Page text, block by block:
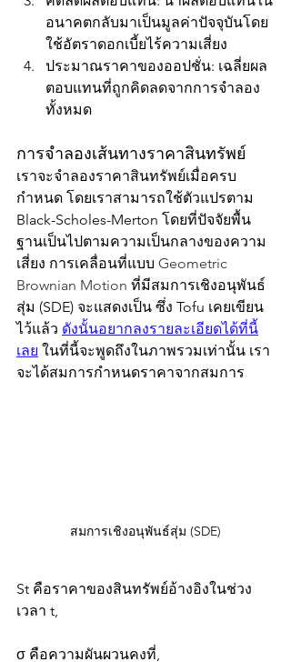
อนาคตกลับมาเป็นมูลค่าปัจจุบันโดย
ใช้อัตราดอกเบี้ยไร้ความเสี่ยง
ประมาณราคาของออปชั่น: เฉลี่ยผล
ตอบแทนที่ถูกคิดลดจากการจำลอง
ทั้งหมด
การจำลองเส้นทางราคาสินทรัพย์
เราจะจำลองราคาสินทรัพย์เมื่อครบ
กำหนด โดยเราสามารถใช้ตัวแปรตาม
Black-Scholes-Merton โดยที่ปัจจัยพื้น
ฐานเป็นไปตามความเป็นกลางของความ
เสี่ยง การเคลื่อนที่แบบ Geometric
Brownian Motion ที่มีสมการเชิงอนุพันธ์
สุ่ม (SDE) จะแสดงเป็น ซึ่ง Tofu เคยเขียน
ไว้แล้ว ดังนั้นอยากลงรายละเอียดได้ที่นี้
เลย ในที่นี้จะพูดถึงในภาพรวมเท่านั้น เรา
จะได้สมการกำหนดราคาจากสมการ
สมการเชิงอนุพันธ์สุ่ม (SDE)
St​ คือราคาของสินทรัพย์อ้างอิงในช่วง
เวลา t,
σ คือความผันผวนคงที่,